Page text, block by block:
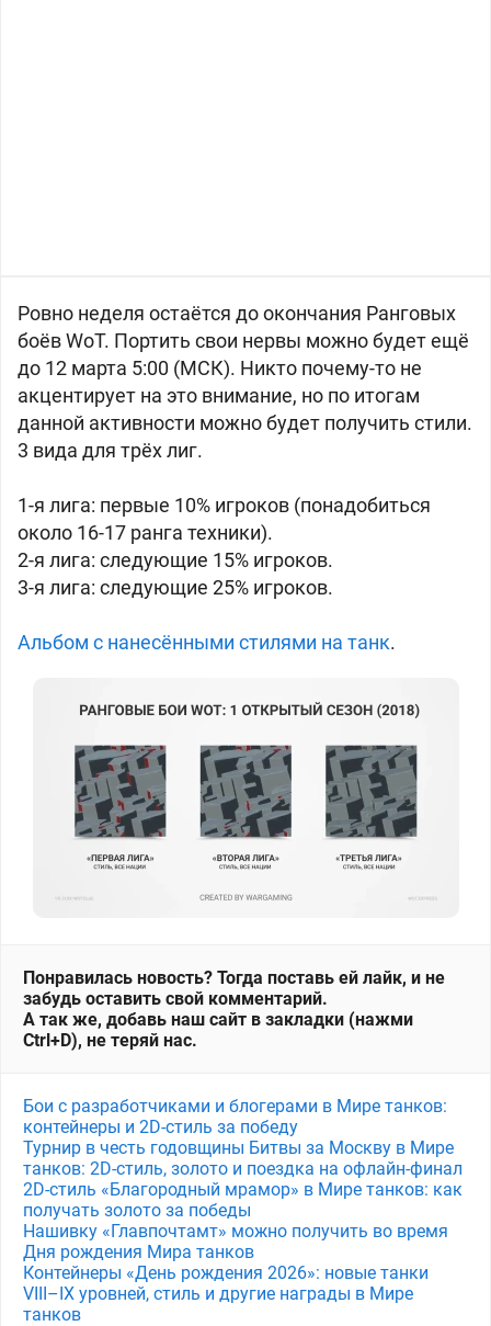
Ровно неделя остаётся до окончания Ранговых
боёв WoT. Портить свои нервы можно будет ещё
до 12 марта 5:00 (МСК). Никто почему-то не
акцентирует на это внимание, но по итогам
данной активности можно будет получить стили.
3 вида для трёх лиг.
1-я лига: первые 10% игроков (понадобиться
около 16-17 ранга техники).
2-я лига: следующие 15% игроков.
3-я лига: следующие 25% игроков.
Альбом с нанесёнными стилями на танк.
Понравилась новость? Тогда поставь ей лайк, и не
забудь оставить свой комментарий.
А так же, добавь наш сайт в закладки (нажми
Ctrl+D), не теряй нас.
Бои с разработчиками и блогерами в Мире танков:
контейнеры и 2D-стиль за победу
Турнир в честь годовщины Битвы за Москву в Мире
танков: 2D-стиль, золото и поездка на офлайн-финал
2D-стиль «Благородный мрамор» в Мире танков: как
получать золото за победы
Нашивку «Главпочтамт» можно получить во время
Дня рождения Мира танков
Контейнеры «День рождения 2026»: новые танки
VIII–IX уровней, стиль и другие награды в Мире
танков